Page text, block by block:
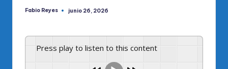
el
Publicado
Fabio Reyes junio 26, 2026
Press play to listen to this content